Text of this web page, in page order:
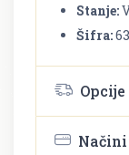
Stanje:
Šifra: